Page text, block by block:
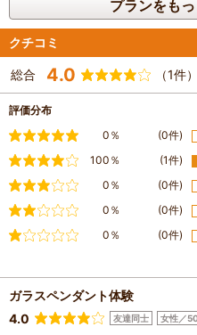
プランをも
クチコミ
総合 4.0 （1件）
評価分布
満足0％ (0件)
やや満足
100％ (1件)
普通0％ (0件)
やや不満
0％ (0件)
不満0％
(0件)
ガラスペンダント体験
4.0
友達同士 女性／